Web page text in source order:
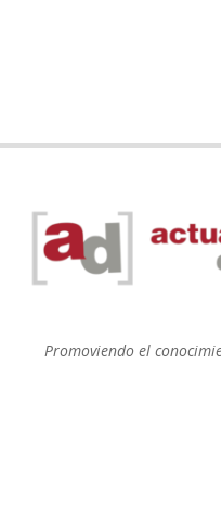
Promoviendo el